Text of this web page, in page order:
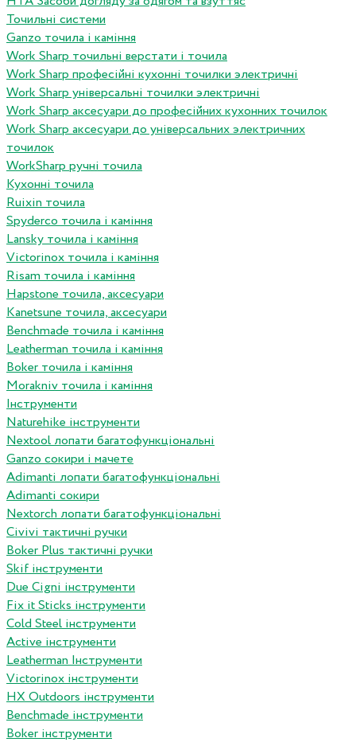
Точильні системи
Ganzo точила і каміння
Work Sharp точильні верстати і точила
Work Sharp професiйнi кухоннi точилки электричнi
Work Sharp унiверсальнi точилки электричнi
Work Sharp аксесуари до професiйних кухонних точилок
Work Sharp аксесуари до унiверсальних электричних
точилок
WorkSharp ручні точила
Кухонні точила
Ruixin точила
Spyderco точила і каміння
Lansky точила і каміння
Victorinox точила і каміння
Risam точила і каміння
Hapstone точила, аксесуари
Kanetsune точила, аксесуари
Benchmade точила і каміння
Leatherman точила і каміння
Boker точила і каміння
Morakniv точила і каміння
Інструменти
Naturehike інструменти
Nextool лопати багатофункціональні
Ganzo сокири і мачете
Adimanti лопати багатофункціональні
Adimanti сокири
Nextorch лопати багатофункціональні
Сivivi тактичні ручки
Boker Plus тактичні ручки
Skif інструменти
Due Cigni інструменти
Fix it Sticks інструменти
Сold Steel інструменти
Active інструменти
Leatherman Інструменти
Victorinox інструменти
HX Outdoors інструменти
Benchmade інструменти
Boker інструменти